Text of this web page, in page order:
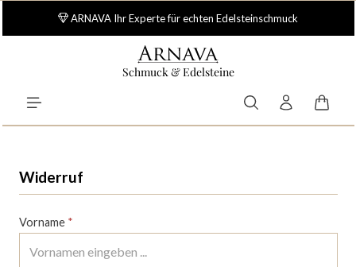
Zum Hauptinhalt springen
ARNAVA Ihr Experte für echten Edelsteinschmuck
Schmuck & Edelsteine
Widerruf
Vorname *